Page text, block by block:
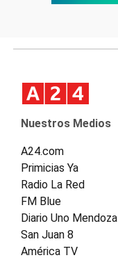
Nuestros Medios
A24.com
Primicias Ya
Radio La Red
FM Blue
Diario Uno Mendoza
San Juan 8
América TV